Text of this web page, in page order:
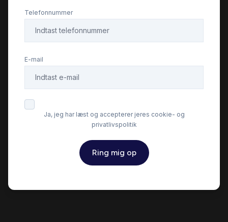
Navigation
Telefonnummer
E-mail
Ja, jeg har læst og accepterer jeres cookie- og
privatlivspolitik
Ring mig op